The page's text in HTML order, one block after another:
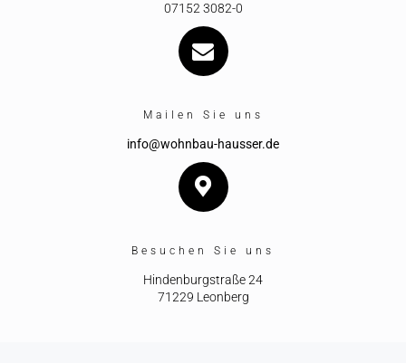
07152 3082-0
Mailen Sie uns
info@wohnbau-hausser.de
Besuchen Sie uns
Hindenburgstraße 24
71229 Leonberg